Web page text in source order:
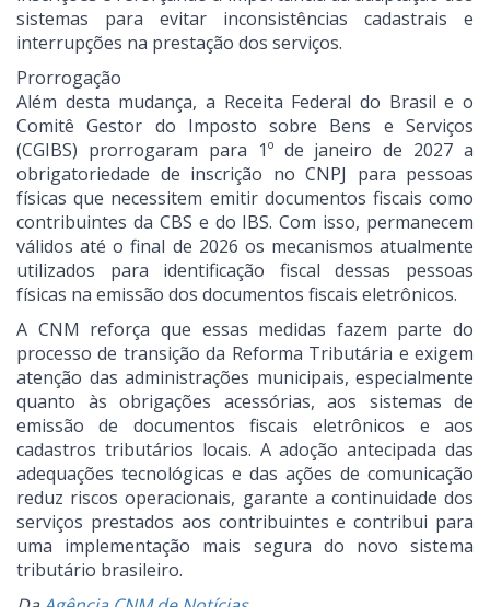
sistemas para evitar inconsistências cadastrais e
interrupções na prestação dos serviços.
Prorrogação
Além desta mudança, a Receita Federal do Brasil e o
Comitê Gestor do Imposto sobre Bens e Serviços
(CGIBS) prorrogaram para 1º de janeiro de 2027 a
obrigatoriedade de inscrição no CNPJ para pessoas
físicas que necessitem emitir documentos fiscais como
contribuintes da CBS e do IBS. Com isso, permanecem
válidos até o final de 2026 os mecanismos atualmente
utilizados para identificação fiscal dessas pessoas
físicas na emissão dos documentos fiscais eletrônicos.
A CNM reforça que essas medidas fazem parte do
processo de transição da Reforma Tributária e exigem
atenção das administrações municipais, especialmente
quanto às obrigações acessórias, aos sistemas de
emissão de documentos fiscais eletrônicos e aos
cadastros tributários locais. A adoção antecipada das
adequações tecnológicas e das ações de comunicação
reduz riscos operacionais, garante a continuidade dos
serviços prestados aos contribuintes e contribui para
uma implementação mais segura do novo sistema
tributário brasileiro.